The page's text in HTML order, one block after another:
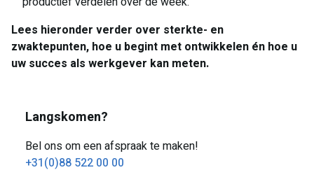
Lees hieronder verder over sterkte- en
zwaktepunten, hoe u begint met ontwikkelen én hoe u
uw succes als werkgever kan meten.
Langskomen?
Bel ons om een afspraak te maken!
+31(0)88 522 00 00